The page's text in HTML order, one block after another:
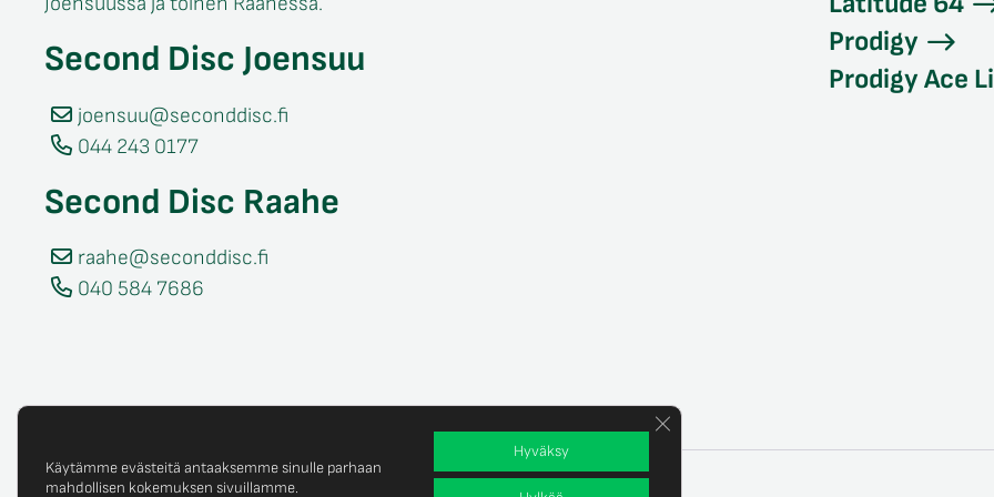
Second Disc Joensuu
joensuu@seconddisc.fi
044 243 0177
Second Disc Raahe
raahe@seconddisc.fi
040 584 7686
Prodigy
Prodigy Ace
Käytämme evästeitä antaaksemme sinulle parhaan
mahdollisen kokemuksen sivuillamme.
Hyväksy
Sulje evästebanneri